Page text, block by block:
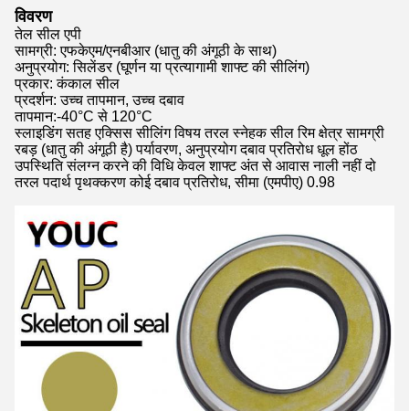
विवरण
तेल सील एपी
सामग्री: एफकेएम/एनबीआर (धातु की अंगूठी के साथ)
अनुप्रयोग: सिलेंडर (घूर्णन या प्रत्यागामी शाफ्ट की सीलिंग)
प्रकार: कंकाल सील
प्रदर्शन: उच्च तापमान, उच्च दबाव
तापमान:-40°C से 120°C
स्लाइडिंग सतह एक्सिस सीलिंग विषय तरल स्नेहक सील रिम क्षेत्र सामग्री
रबड़ (धातु की अंगूठी है) पर्यावरण, अनुप्रयोग दबाव प्रतिरोध धूल होंठ
उपस्थिति संलग्न करने की विधि केवल शाफ्ट अंत से आवास नाली नहीं दो
तरल पदार्थ पृथक्करण कोई दबाव प्रतिरोध, सीमा (एमपीए) 0.98